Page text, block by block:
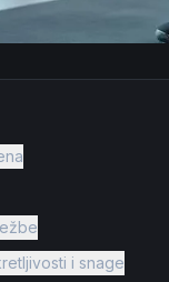
i snage